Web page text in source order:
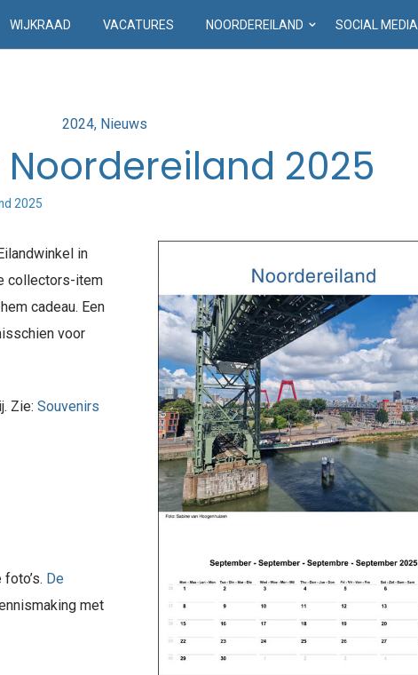
WIJKRAAD VACATURES NOORDEREILAND SOCIAL MEDIA
Posted
2024 Nieuws
2025
2025
in
collectors-item
cadeau. Een
voor
Zie: Souvenirs
De
met